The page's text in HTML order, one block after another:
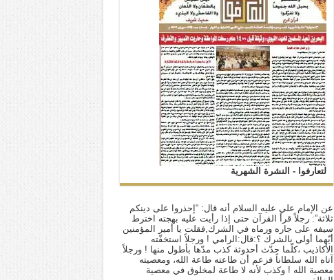
لتعارفوا - النشرة الشهرية
عن الإمام علي عليه السلام أنه قال: “إحذروا على دينكم
ثلاثة”: رجلاً قرأ القرآن حتى إذا رأيت عليه بهجته اخترط
سيفه على جاره ورماه في الشرك,فقلت يا أمير المؤمنين
أيّهما أولى بالشرك ؟:قال:الرامي ! ورجلاً استخفّته
الأكاذيب ،كلّما حدّث أحدوثة كذب مدّها بأطول منها ! ورجلاً
آتاه الله سلطاناً فزعم أن طاعته طاعة الله، ومعصيته
معصية الله ! وكذب لأنه لا طاعة لمخلوق في معصية